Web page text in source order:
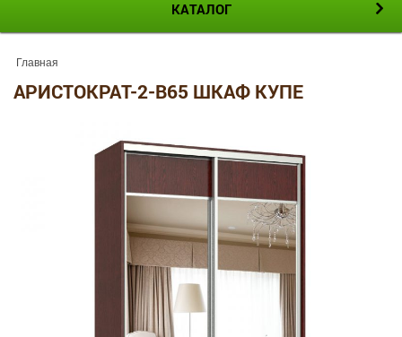
КАТАЛОГ
Главная
АРИСТОКРАТ-2-B65 ШКАФ КУПЕ